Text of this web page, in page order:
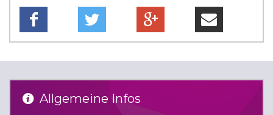
Allgemeine Infos